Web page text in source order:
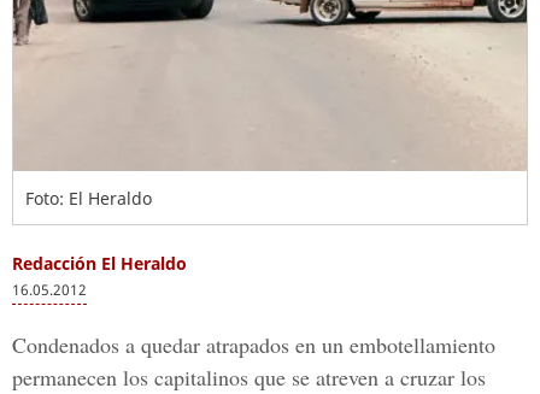
Foto: El Heraldo
Redacción El Heraldo
16.05.2012
Condenados a quedar atrapados en un embotellamiento
permanecen los capitalinos que se atreven a cruzar los